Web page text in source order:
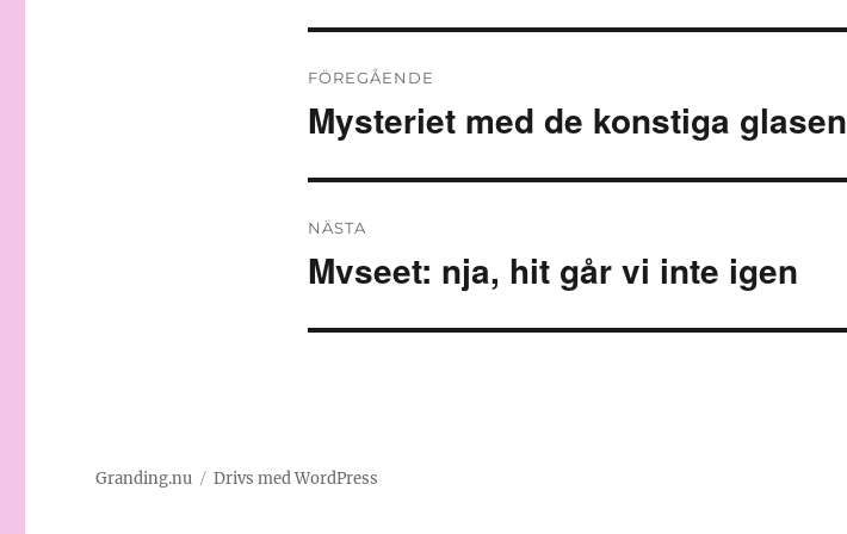
FÖREGÅENDE
Föregående
inlägg:
Mysteriet med de konstiga glasen
NÄSTA
Nästa
Mvseet: nja, hit går vi inte igen
Granding.nu Drivs med WordPress